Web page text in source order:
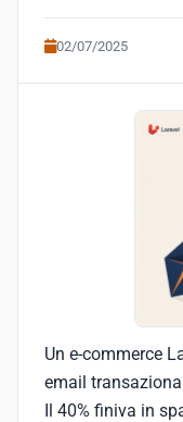
02/07/2025
Un e-commerce
email
Il 40% finiva in